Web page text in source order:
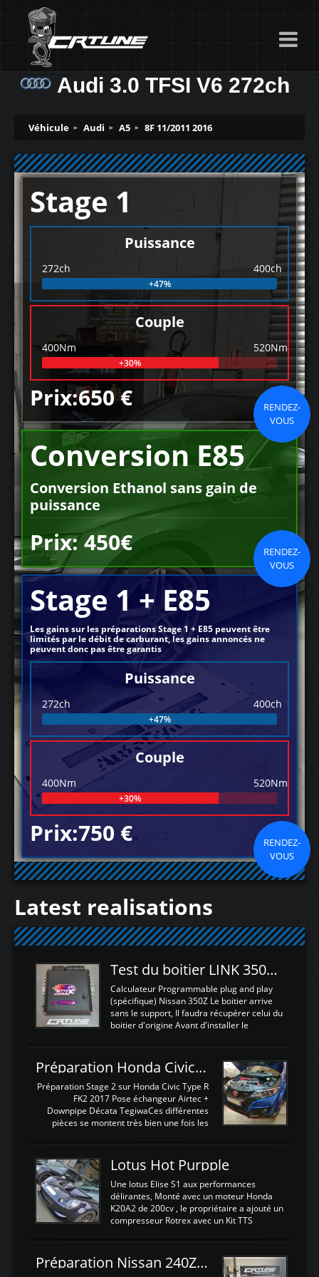
Audi 3.0 TFSI V6 272ch
Véhicule Audi A5 8F 11/2011 2016
Stage 1
Puissance
272ch 400ch
+47%
Couple
400Nm 520Nm
+30%
Prix:650 €
RENDEZ-
VOUS
Conversion E85
Conversion Ethanol sans gain de
puissance
Prix: 450€
RENDEZ-
VOUS
Stage 1 + E85
Les gains sur les préparations Stage 1 + E85 peuvent être
limités par le débit de carburant, les gains annoncés ne
peuvent donc pas être garantis
Puissance
272ch 400ch
+47%
Couple
400Nm 520Nm
+30%
Prix:750 €
RENDEZ-
VOUS
Latest realisations
Test du boitier LINK 350Z Plugin ECU
Calculateur Programmable plug and play
(spécifique) Nissan 350Z Le boitier arrive
sans le support, Il faudra récupérer celui du
boitier d'origine Avant d'installer le
d'envoyer l'information de la large bande
dans le boitier. sydney sweeney deepfake
La sortie 0-5V de l'afr sera connectée sur
l'entrée AN Volt 8 et GndAN pour
Analogique, et Volt car l'information est une
tension (Pas une résistance variable d'un
est temps de brancher le ...
Préparation Honda Civic Type R FK2
Préparation Stage 2 sur Honda Civic Type R
FK2 2017 Pose échangeur Airtec +
Downpipe Décata TegiwaCes différentes
pièces se montent très bien une fois les
légere découpe du plastique inferieur,
negénant en rien la structure ou le
fonctionnement du fond plat. Une
reprogrammation Stage 2 est faite sur le
calculateur d'origine. Une alternative
économique au passage sur Hondata
d'origine 310cv et 400Nn , Une fois
reprogrammé et les ...
Lotus Hot Purpple
Une lotus Elise S1 aux performances
délirantes, Monté avec un moteur Honda
K20A2 de 200cv , le propriétaire a ajouté un
compresseur Rotrex avec un Kit TTS
d'augmenter la puissance de son moteur:
un watercooler a été ajouté. 300Cv sans
Préparation Nissan 240Z SR20DET